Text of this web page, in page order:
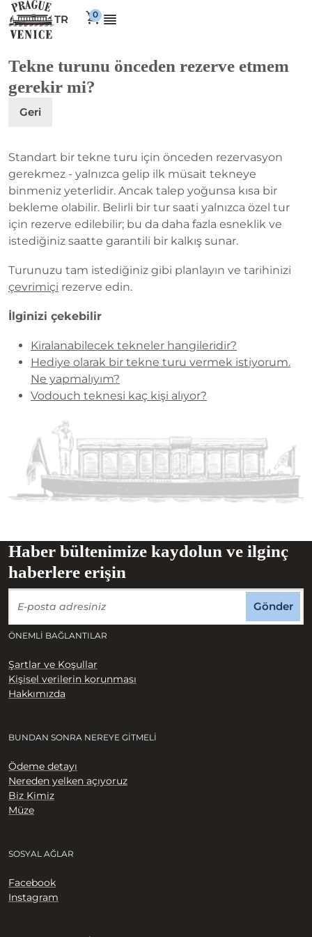
TR
Tekne turunu önceden rezerve etmem
gerekir mi?
Geri
Standart bir tekne turu için önceden rezervasyon
gerekmez - yalnızca gelip ilk müsait tekneye
binmeniz yeterlidir. Ancak talep yoğunsa kısa bir
bekleme olabilir. Belirli bir tur saati yalnızca özel tur
için rezerve edilebilir; bu da daha fazla esneklik ve
istediğiniz saatte garantili bir kalkış sunar.
Turunuzu tam istediğiniz gibi planlayın ve tarihinizi
çevrimiçi rezerve edin.
İlginizi çekebilir
Kiralanabilecek tekneler hangileridir?
Hediye olarak bir tekne turu vermek istiyorum.
Ne yapmalıyım?
Vodouch teknesi kaç kişi alıyor?
Haber bültenimize kaydolun ve ilginç
haberlere erişin
Gönder
ÖNEMLI BAĞLANTILAR
Şartlar ve Koşullar
Kişisel verilerin korunması
Hakkımızda
BUNDAN SONRA NEREYE GITMELI
Ödeme detayı
Nereden yelken açıyoruz
Biz Kimiz
Müze
SOSYAL AĞLAR
Facebook
Instagram